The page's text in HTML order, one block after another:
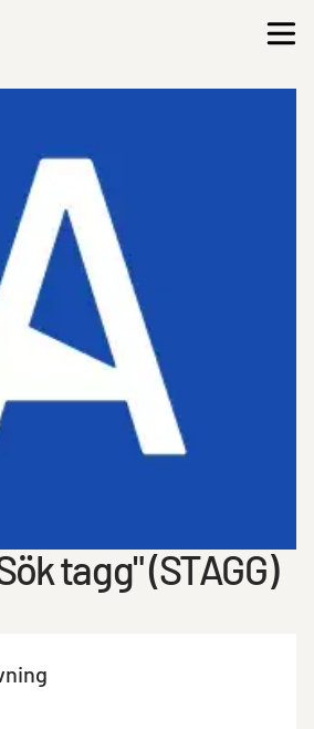
tagg" (STAGG)